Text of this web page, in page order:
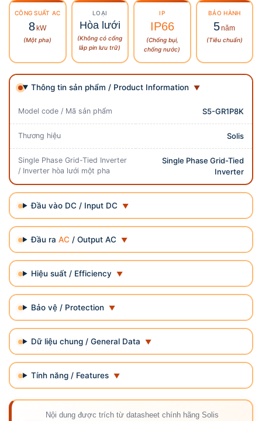
CÔNG SUẤT AC
8kW
(Một pha)
LOẠI
Hòa lưới
(Không có cổng
lắp pin lưu trữ)
IP
IP66
(Chống bụi,
chống nước)
BẢO HÀNH
5năm
(Tiêu chuẩn)
Thông tin sản phẩm / Product Information
Model code / Mã sản phẩm S5-GR1P8K
Thương hiệu Solis
Single Phase Grid-Tied Inverter
/ Inverter hòa lưới một pha
Single Phase Grid-Tied
Inverter
Đầu vào DC / Input DC
Đầu raAC / Output AC
Hiệu suất / Efficiency
Bảo vệ / Protection
Dữ liệu chung / General Data
Tính năng / Features
Nội dung được trích từ datasheet chính hãng Solis